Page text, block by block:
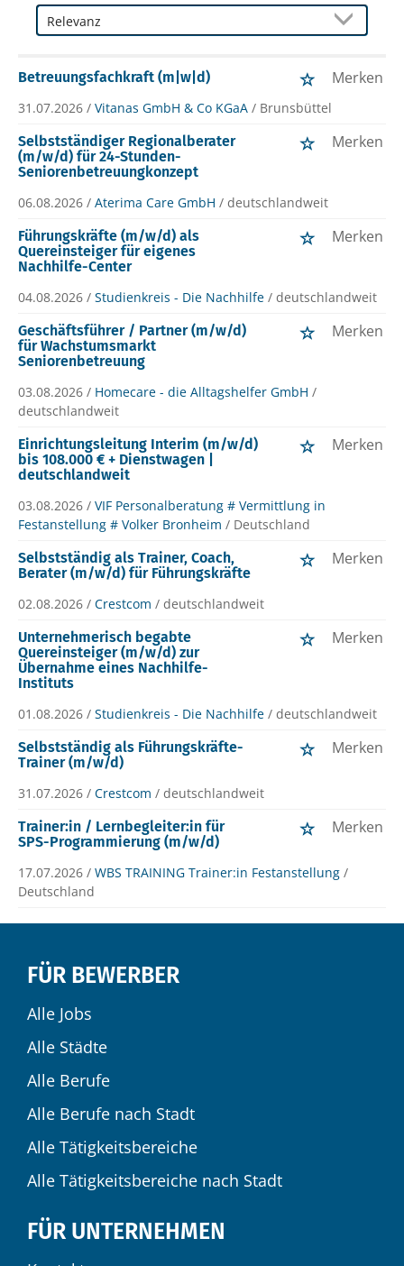
Betreuungsfachkraft (m|w|d) Merken
31.07.2026 / Vitanas GmbH & Co KGaA / Brunsbüttel
Selbstständiger Regionalberater
(m/w/d) für 24-Stunden-
Seniorenbetreuungkonzept
Merken
06.08.2026 / Aterima Care GmbH / deutschlandweit
Führungskräfte (m/w/d) als
Quereinsteiger für eigenes
Nachhilfe-Center
Merken
04.08.2026 / Studienkreis - Die Nachhilfe / deutschlandweit
Geschäftsführer / Partner (m/w/d)
für Wachstumsmarkt
Seniorenbetreuung
Merken
03.08.2026 / Homecare - die Alltagshelfer GmbH /
deutschlandweit
Einrichtungsleitung Interim (m/w/d)
bis 108.000 € + Dienstwagen |
deutschlandweit
Merken
03.08.2026 / VIF Personalberatung # Vermittlung in
Festanstellung # Volker Bronheim / Deutschland
Selbstständig als Trainer, Coach,
Berater (m/w/d) für Führungskräfte
Merken
02.08.2026 / Crestcom / deutschlandweit
Unternehmerisch begabte
Quereinsteiger (m/w/d) zur
Übernahme eines Nachhilfe-
Instituts
Merken
01.08.2026 / Studienkreis - Die Nachhilfe / deutschlandweit
Selbstständig als Führungskräfte-
Trainer (m/w/d)
Merken
31.07.2026 / Crestcom / deutschlandweit
Trainer:in / Lernbegleiter:in für
SPS-Programmierung (m/w/d)
Merken
17.07.2026 / WBS TRAINING Trainer:in Festanstellung /
Deutschland
FÜR BEWERBER
Alle Jobs
Alle Städte
Alle Berufe
Alle Berufe nach Stadt
Alle Tätigkeitsbereiche
Alle Tätigkeitsbereiche nach Stadt
FÜR UNTERNEHMEN